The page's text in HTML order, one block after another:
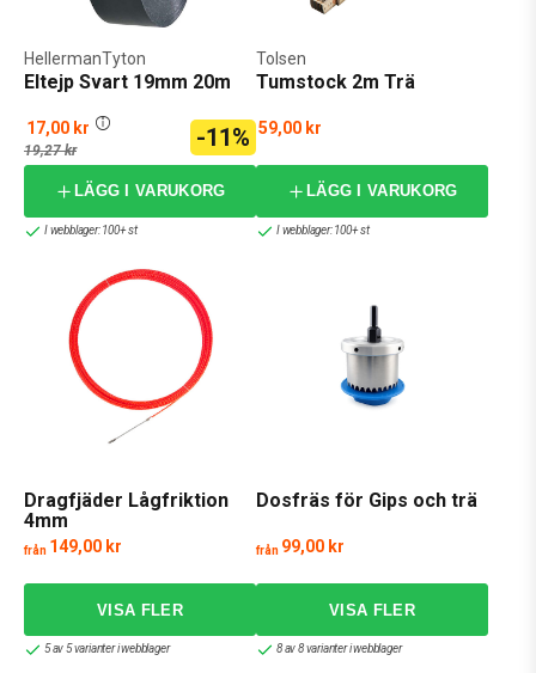
HellermanTyton
Eltejp Svart 19mm 20m
17,00 kr
19,27 kr -11%
LÄGG I VARUKORG
I webblager: 100+ st
Tolsen
Tumstock 2m Trä
59,00 kr
LÄGG I VARUKORG
I webblager: 100+ st
Dragfjäder Lågfriktion
4mm
från 149,00 kr
5 av 5 varianter i webblager
Dosfräs för Gips och trä
från 99,00 kr
8 av 8 varianter i webblager